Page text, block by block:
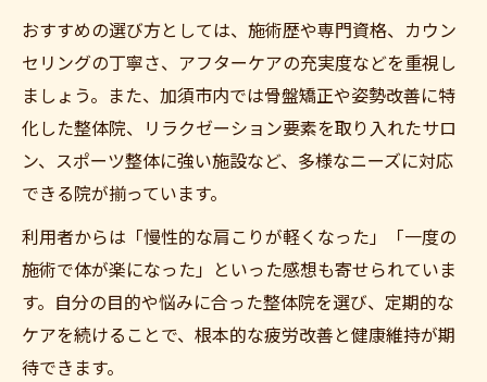
おすすめの選び方としては、施術歴や専門資格、カウン
セリングの丁寧さ、アフターケアの充実度などを重視し
ましょう。また、加須市内では骨盤矯正や姿勢改善に特
化した整体院、リラクゼーション要素を取り入れたサロ
ン、スポーツ整体に強い施設など、多様なニーズに対応
できる院が揃っています。
利用者からは「慢性的な肩こりが軽くなった」「一度の
施術で体が楽になった」といった感想も寄せられていま
す。自分の目的や悩みに合った整体院を選び、定期的な
ケアを続けることで、根本的な疲労改善と健康維持が期
待できます。